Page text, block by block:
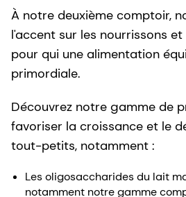
À notre deuxième comptoir,
l'accent sur les nourrissons
pour qui une alimentation
primordiale.
Découvrez notre gamme de
favoriser la croissance et le
tout-petits, notamment :
Les oligosaccharides du lait
notamment notre gamme